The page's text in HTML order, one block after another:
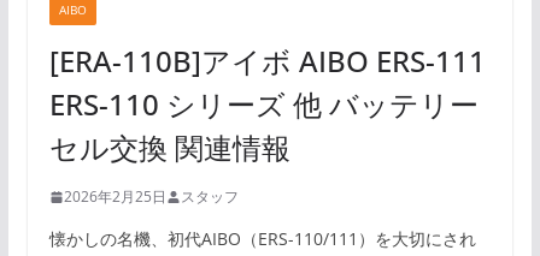
AIBO
[ERA-110B]アイボ AIBO ERS-111
ERS-110 シリーズ 他 バッテリー
セル交換 関連情報
2026年2月25日 スタッフ
懐かしの名機、初代AIBO（ERS-110/111）を大切にされ